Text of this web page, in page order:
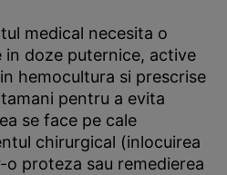
medical necesita o
in doze puternice, active
hemocultura si prescrise
pentru a evita
se face pe cale
chirurgical (inlocuirea
proteza sau remedierea